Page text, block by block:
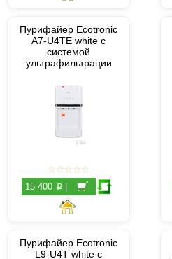
Пурифайер Ecotronic
A7-U4TE white с
системой
ультрафильтрации
15 400 p|
Пурифайер Ecotronic
L9-U4T white с